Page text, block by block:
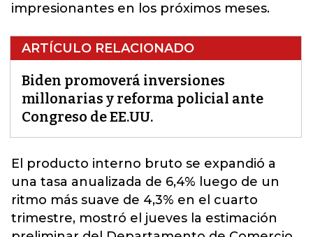
impresionantes en los próximos meses.
ARTÍCULO RELACIONADO
Biden promoverá inversiones
millonarias y reforma policial ante
Congreso de EE.UU.
El producto interno bruto se expandió a
una tasa anualizada de 6,4% luego de un
ritmo más suave de 4,3% en el cuarto
trimestre, mostró el jueves la estimación